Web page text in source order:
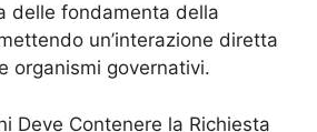
delle fondamenta della
un’interazione diretta
organismi governativi.
Deve Contenere la Richiesta